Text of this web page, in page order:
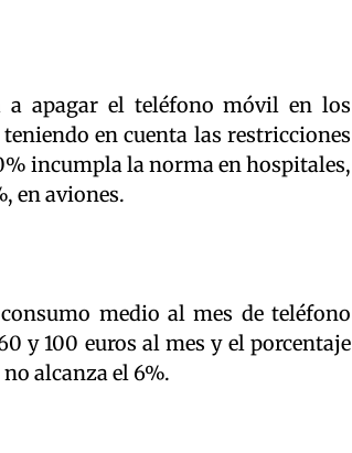
a apagar el teléfono móvil en los
en cuenta las restricciones
incumpla la norma en hospitales,
en aviones.
medio al mes de teléfono
y 100 euros al mes y el porcentaje
alcanza el 6%.